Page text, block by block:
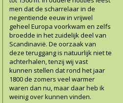
men dat de scharrelaar in de
negentiende eeuw in vrijwel
geheel Europa voorkwam en zelfs
broedde in het zuidelijk deel van
Scandinavië. De oorzaak van
deze teruggang is natuurlijk niet te
achterhalen, tenzij wij vast
kunnen stellen dat rond het jaar
1800 de zomers veel warmer
waren dan nu, maar daar heb ik
weinig over kunnen vinden.